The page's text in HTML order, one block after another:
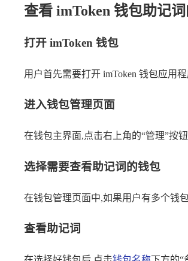
查看 imToken 钱包助记
打开 imToken 钱包
用户首先需要打开 imToken 钱包应用
进入钱包管理页面
在钱包主界面,点击右上角的“管理”按
选择需要查看助记词的钱包
在钱包管理页面中,如果用户有多个钱
查看助记词